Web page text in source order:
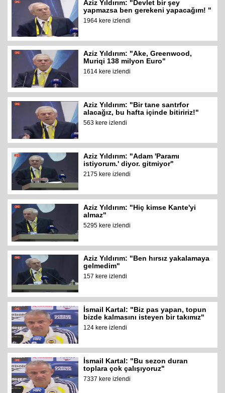
Aziz Yıldırım: "Devlet bir şey
yapmazsa ben gerekeni yapacağım! "
1964 kere izlendi
Aziz Yıldırım: "Ake, Greenwood,
Muriqi 138 milyon Euro"
1614 kere izlendi
Aziz Yıldırım: "Bir tane santrfor
alacağız, bu hafta içinde bitiririz!"
563 kere izlendi
Aziz Yıldırım: "Adam 'Paramı
istiyorum.' diyor. gitmiyor"
2175 kere izlendi
Aziz Yıldırım: "Hiç kimse Kante'yi
almaz"
5295 kere izlendi
Aziz Yıldırım: "Ben hırsız yakalamaya
gelmedim"
157 kere izlendi
İsmail Kartal: "Biz pas yapan, topun
bizde kalmasını isteyen bir takımız"
124 kere izlendi
İsmail Kartal: "Bu sezon duran
toplara çok çalışıyoruz"
7337 kere izlendi